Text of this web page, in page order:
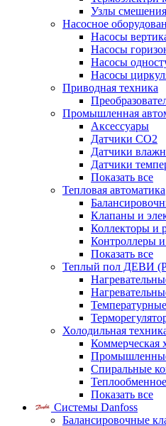
Узлы
Насосное
Насосы
Насосы
Насосы
Насосы
Приводная техника
Промышленная
Аксессуары
Датчики CO2
Датчики
Датчики
Показать все
Тепловая автоматика
Клапаны и
Коллекторы и
Контроллеры и
Показать все
Теплый пол ДЕВИ
Холодильная
Коммерческая
Спиральные
Показать все
Системы Danfoss
Балансировочные